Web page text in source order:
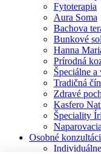
Fytoterapia
Aura Soma
Bachova
Bunkové
Hanna
Prírodná
Špeciálne
Tradičná
Zdravé
Kasfero
Špeciality
Osobné